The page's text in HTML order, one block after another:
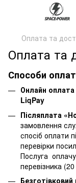
Оплата та
Оплата та
Способи
Онлайн
LiqPay
Післяплата
замовлення
спосіб оплати
перевірки
Послуга
перевізника